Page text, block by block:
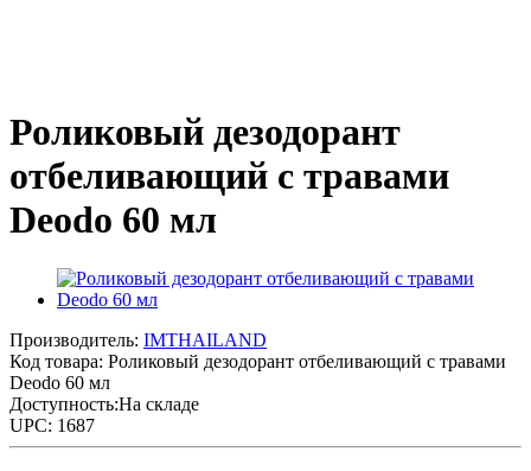
Роликовый дезодорант
отбеливающий с травами
Deodo 60 мл
Производитель: IMTHAILAND
Код товара: Роликовый дезодорант отбеливающий с травами
Deodo 60 мл
Доступность:На складе
UPC: 1687